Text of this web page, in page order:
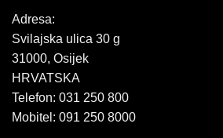
Adresa:
Svilajska ulica 30 g
31000, Osijek
HRVATSKA
Telefon: 031 250 800
Mobitel: 091 250 8000